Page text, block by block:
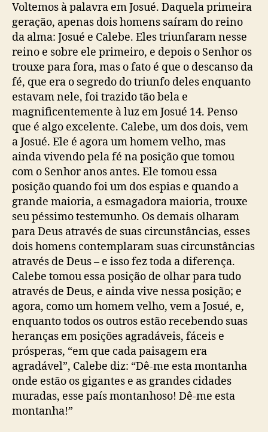
Voltemos à palavra em Josué. Daquela primeira
geração, apenas dois homens saíram do reino
da alma: Josué e Calebe. Eles triunfaram nesse
reino e sobre ele primeiro, e depois o Senhor os
trouxe para fora, mas o fato é que o descanso da
fé, que era o segredo do triunfo deles enquanto
estavam nele, foi trazido tão bela e
magnificentemente à luz em Josué 14. Penso
que é algo excelente. Calebe, um dos dois, vem
a Josué. Ele é agora um homem velho, mas
ainda vivendo pela fé na posição que tomou
com o Senhor anos antes. Ele tomou essa
posição quando foi um dos espias e quando a
grande maioria, a esmagadora maioria, trouxe
seu péssimo testemunho. Os demais olharam
para Deus através de suas circunstâncias, esses
dois homens contemplaram suas circunstâncias
através de Deus – e isso fez toda a diferença.
Calebe tomou essa posição de olhar para tudo
através de Deus, e ainda vive nessa posição; e
agora, como um homem velho, vem a Josué, e,
enquanto todos os outros estão recebendo suas
heranças em posições agradáveis, fáceis e
prósperas, “em que cada paisagem era
agradável”, Calebe diz: “Dê-me esta montanha
onde estão os gigantes e as grandes cidades
muradas, esse país montanhoso! Dê-me esta
montanha!”